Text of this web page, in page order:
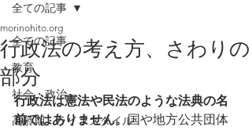
全ての記事
教育
社会・政治
高齢期・ライフスタイル
全ての記事
行政法の考え方、さわりの
部分
morinohito.org
行政法は憲法や民法のような法典の名
前ではありません。国や地方公共団体